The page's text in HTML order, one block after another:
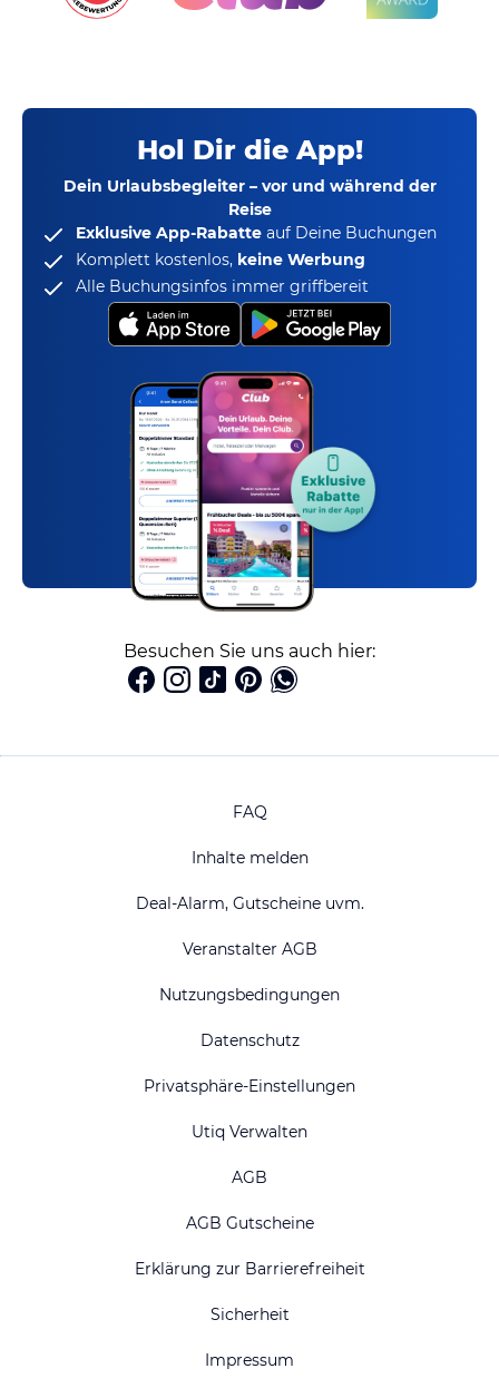
Hol Dir die App!
Dein Urlaubsbegleiter – vor und während der
Reise
Exklusive App-Rabatte auf Deine Buchungen
Komplett kostenlos, keine Werbung
Alle Buchungsinfos immer griffbereit
Besuchen Sie uns auch hier:
FAQ
Inhalte melden
Deal-Alarm, Gutscheine uvm.
Veranstalter AGB
Nutzungsbedingungen
Datenschutz
Privatsphäre-Einstellungen
Utiq Verwalten
AGB
AGB Gutscheine
Erklärung zur Barrierefreiheit
Sicherheit
Impressum